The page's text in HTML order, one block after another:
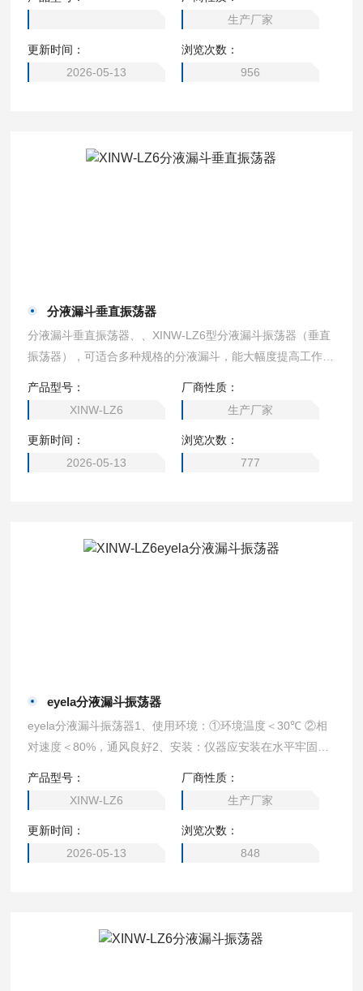
直振荡或倾斜角0-20度可调的垂直振荡。
生产厂家
更新时间：
2026-05-13
浏览次数：
956
分液漏斗垂直振荡器
分液漏斗垂直振荡器、、XINW-LZ6型分液漏斗振荡器（垂直
振荡器），可适合多种规格的分液漏斗，能大幅度提高工作效
的应用。
产品型号：
XINW-LZ6
厂商性质：
生产厂家
更新时间：
2026-05-13
浏览次数：
777
eyela分液漏斗振荡器
eyela分液漏斗振荡器1、使用环境：①环境温度＜30℃ ②相
对速度＜80%，通风良好2、安装：仪器应安装在水平牢固的
的样品夹可以夹持不同规格的样品瓶同时工作，此情况时，样
品瓶安装应左右前后对称保证重心基本平衡，以免工作时因重
心不平衡而移动。4、设定工作参数：接通电源，打开电源开
关，指示灯亮，按控制器操作说明书操作。
产品型号：
XINW-LZ6
厂商性质：
生产厂家
更新时间：
2026-05-13
浏览次数：
848